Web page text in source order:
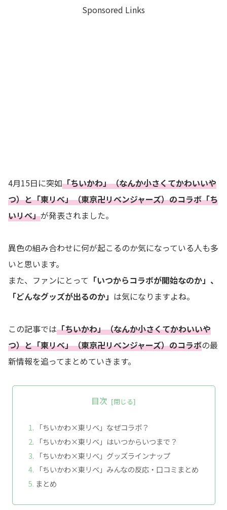
Sponsored Links
4月15日に突如「ちいかわ」（なんか小さくてかわいいや
つ）と「東リベ」（東京卍リベンジャーズ）のコラボ「ち
いリベ」が発表されました。
異色の組み合わせに何が起こるのか気になっている人も多
いと思います。
また、ファンにとって 「いつからコラボが開始なのか」、
「どんなグッズが出るのか」 は気になりますよね。
この記事では「ちいかわ」（なんか小さくてかわいいや
つ）と「東リベ」（東京卍リベンジャーズ）のコラボの最
新情報を追ってまとめていきます。
目次
「ちいかわ×東リベ」なぜコラボ？
「ちいかわ×東リベ」はいつからいつまで？
「ちいかわ×東リベ」グッズラインナップ
「ちいかわ×東リベ」みんなの反応・口コミまとめ
まとめ